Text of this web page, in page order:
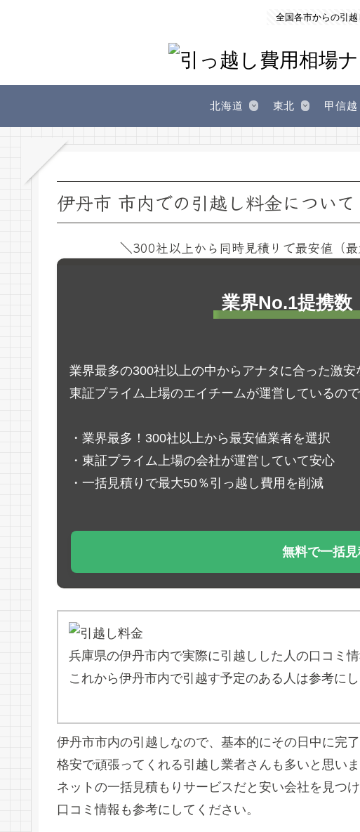
全国各市からの引
北海道 東北 甲信越
伊丹市 市内での引越し料金について
＼300社以上から同時見積りで最安値（
業界No.1提携数
業界最多の300社以上の中からアナタに合った激安
東証プライム上場のエイチームが運営しているの
・業界最多！300社以上から最安値業者を選択
・東証プライム上場の会社が運営していて安心
・一括見積りで最大50％引っ越し費用を削減
無料で一括見
兵庫県の伊丹市内で実際に引越しした人の口コミ情
これから伊丹市内で引越す予定のある人は参考にし
伊丹市市内の引越しなので、基本的にその日中に完了
格安で頑張ってくれる引越し業者さんも多いと思いま
ネットの一括見積もりサービスだと安い会社を見つけ
口コミ情報も参考にしてください。